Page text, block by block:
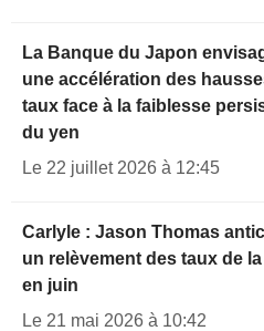
La Banque du Japon
une accélération des
taux face à la faiblesse
du yen
Le 22 juillet 2026 à 12:45
Carlyle : Jason Thomas
un relèvement des taux de
en juin
Le 21 mai 2026 à 10:42